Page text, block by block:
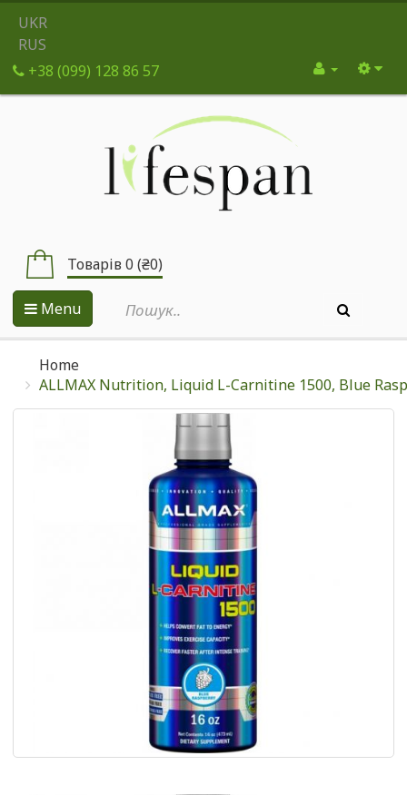
UKR
RUS
+38 (099) 128 86 57
Товарів 0 (₴0)
Menu
Home
ALLMAX Nutrition, Liquid L-Carnitine 1500, Blue